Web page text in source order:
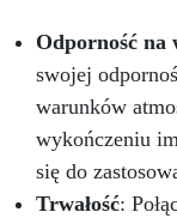
Odporność na
swojej
warunków
wykończeniu
się do
Trwałość: